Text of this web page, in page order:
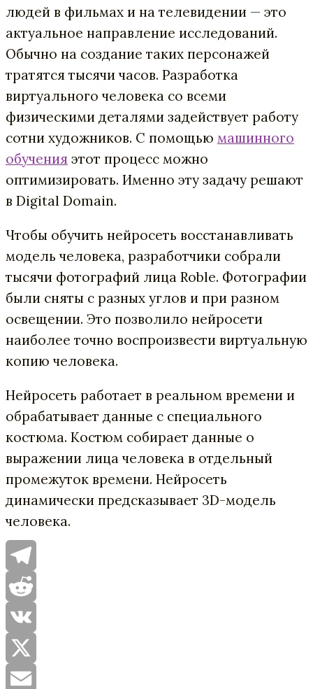
людей в фильмах и на телевидении — это
актуальное направление исследований.
Обычно на создание таких персонажей
тратятся тысячи часов. Разработка
виртуального человека со всеми
физическими деталями задействует работу
сотни художников. С помощью машинного
обучения этот процесс можно
оптимизировать. Именно эту задачу решают
в Digital Domain.
Чтобы обучить нейросеть восстанавливать
модель человека, разработчики собрали
тысячи фотографий лица Roble. Фотографии
были сняты с разных углов и при разном
освещении. Это позволило нейросети
наиболее точно воспроизвести виртуальную
копию человека.
Нейросеть работает в реальном времени и
обрабатывает данные с специального
костюма. Костюм собирает данные о
выражении лица человека в отдельный
промежуток времени. Нейросеть
динамически предсказывает 3D-модель
человека.
Telegram
Reddit
VK
X